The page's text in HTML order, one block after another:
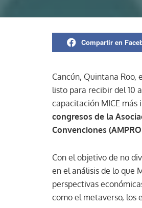
Compartir en
Cancún, Quintana Roo,
listo para recibir del 10
capacitación MICE
congresos de la
Convenciones
Con el objetivo de no
en el análisis de lo que
perspectivas
como el metaverso, los